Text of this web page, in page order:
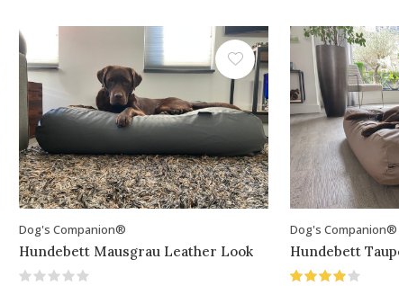
Dog's Companion®
Hundebett Mausgrau Leather Look
Dog's Companion®
Hundebett